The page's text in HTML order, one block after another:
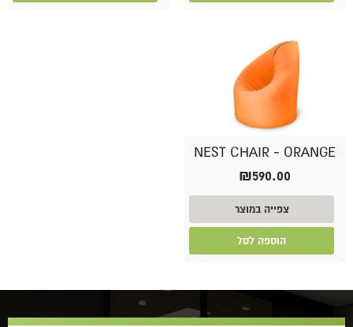
NEST CHAIR - ORANGE
₪590.00
צפייה במוצר
הוספה לסל